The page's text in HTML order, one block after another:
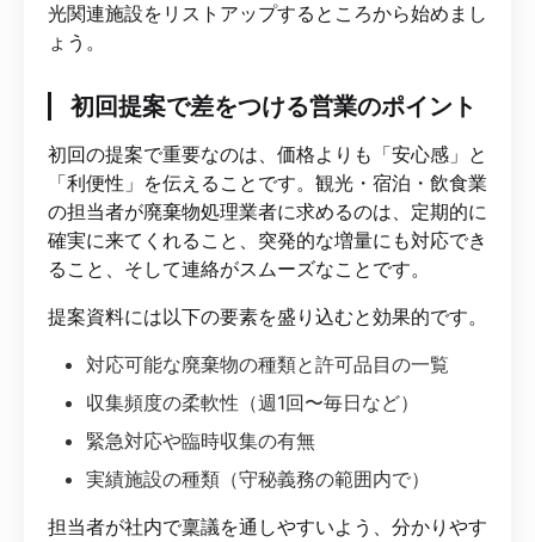
光関連施設をリストアップするところから始めまし
ょう。
初回提案で差をつける営業のポイント
初回の提案で重要なのは、価格よりも「安心感」と
「利便性」を伝えることです。観光・宿泊・飲食業
の担当者が廃棄物処理業者に求めるのは、定期的に
確実に来てくれること、突発的な増量にも対応でき
ること、そして連絡がスムーズなことです。
提案資料には以下の要素を盛り込むと効果的です。
対応可能な廃棄物の種類と許可品目の一覧
収集頻度の柔軟性（週1回〜毎日など）
緊急対応や臨時収集の有無
実績施設の種類（守秘義務の範囲内で）
担当者が社内で稟議を通しやすいよう、分かりやす